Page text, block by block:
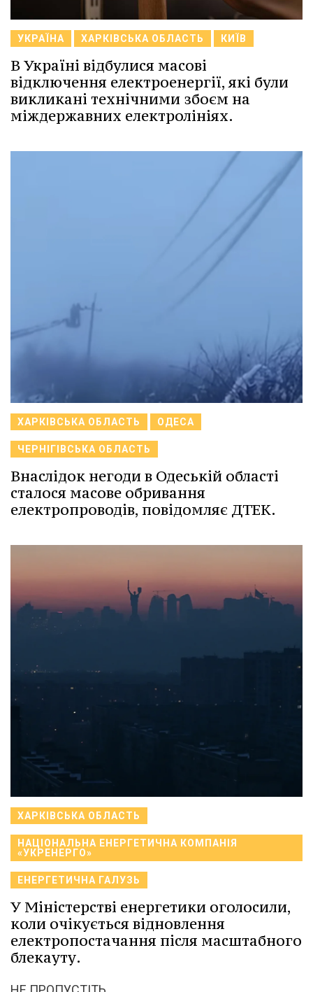
УКРАЇНА ХАРКІВСЬКА ОБЛАСТЬ КИЇВ
В Україні відбулися масові
відключення електроенергії, які були
викликані технічними збоєм на
міждержавних електролініях.
ХАРКІВСЬКА ОБЛАСТЬ ОДЕСА
ЧЕРНІГІВСЬКА ОБЛАСТЬ
Внаслідок негоди в Одеській області
сталося масове обривання
електропроводів, повідомляє ДТЕК.
ХАРКІВСЬКА ОБЛАСТЬ
НАЦІОНАЛЬНА ЕНЕРГЕТИЧНА КОМПАНІЯ
«УКРЕНЕРГО»
ЕНЕРГЕТИЧНА ГАЛУЗЬ
У Міністерстві енергетики оголосили,
коли очікується відновлення
електропостачання після масштабного
блекауту.